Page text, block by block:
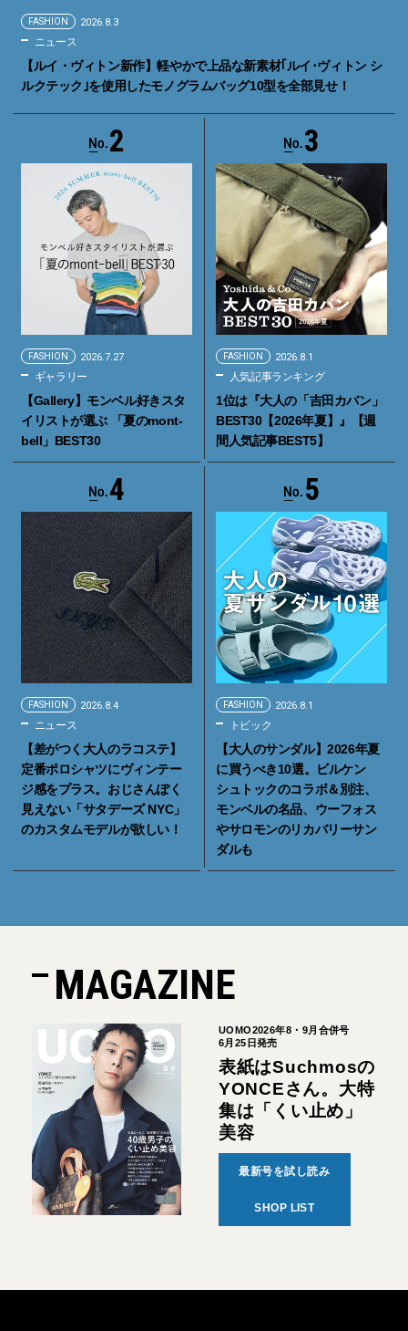
FASHION 2026.8.3
ニュース
【ルイ・ヴィトン新作】軽やかで上品な新素材｢ルイ･ヴィトン シ
ルクテック｣を使用したモノグラムバッグ10型を全部見せ！
2
FASHION 2026.7.27
ギャラリー
【Gallery】モンベル好きスタ
イリストが選ぶ 「夏のmont-
bell」BEST30
3
FASHION 2026.8.1
人気記事ランキング
1位は『大人の「吉田カバン」
BEST30【2026年夏】』【週
間人気記事BEST5】
4
FASHION 2026.8.4
ニュース
【差がつく大人のラコステ】
定番ポロシャツにヴィンテー
ジ感をプラス。おじさんぽく
見えない「サタデーズ NYC」
のカスタムモデルが欲しい！
5
FASHION 2026.8.1
トピック
【大人のサンダル】2026年夏
に買うべき10選。ビルケン
シュトックのコラボ＆別注、
モンベルの名品、ウーフォス
やサロモンのリカバリーサン
ダルも
MAGAZINE
UOMO2026年8・9月合併号
6月25日発売
表紙はSuchmosの
YONCEさん。大特
集は「くい止め」
美容
最新号を試し読み
SHOP LIST